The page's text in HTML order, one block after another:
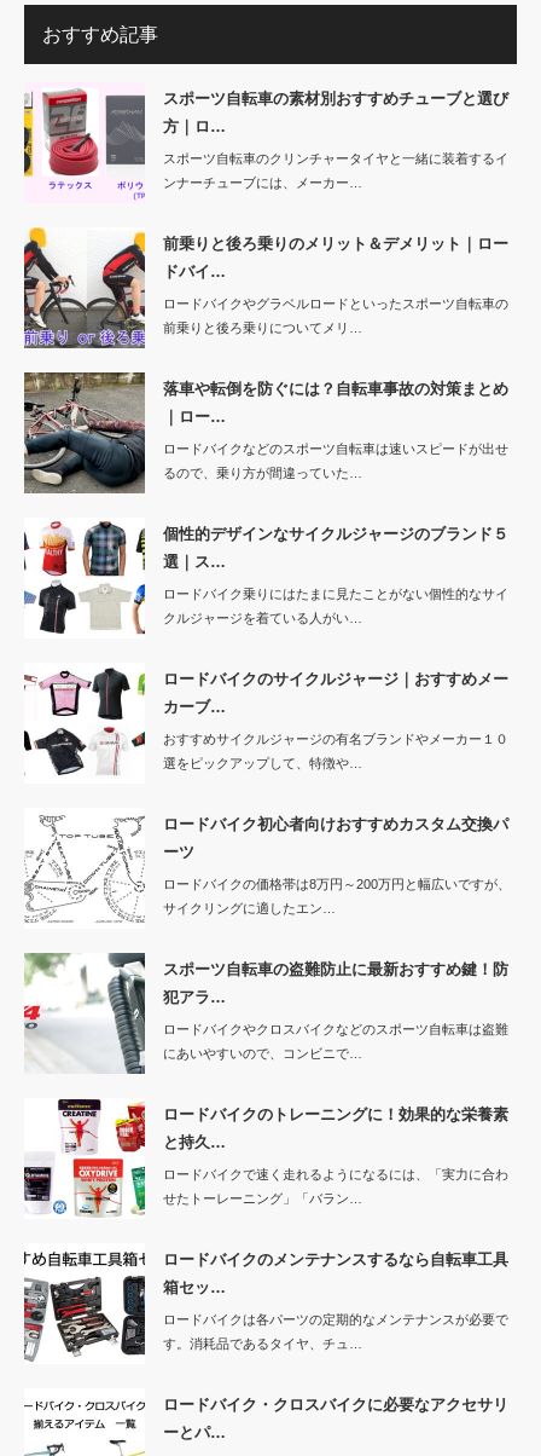
おすすめ記事
スポーツ自転車の素材別おすすめチューブと選び
方｜ロ…
スポーツ自転車のクリンチャータイヤと一緒に装着するイ
ンナーチューブには、メーカー…
前乗りと後ろ乗りのメリット＆デメリット｜ロー
ドバイ…
ロードバイクやグラベルロードといったスポーツ自転車の
前乗りと後ろ乗りについてメリ…
落車や転倒を防ぐには？自転車事故の対策まとめ
｜ロー…
ロードバイクなどのスポーツ自転車は速いスピードが出せ
るので、乗り方が間違っていた…
個性的デザインなサイクルジャージのブランド５
選｜ス…
ロードバイク乗りにはたまに見たことがない個性的なサイ
クルジャージを着ている人がい…
ロードバイクのサイクルジャージ｜おすすめメー
カーブ…
おすすめサイクルジャージの有名ブランドやメーカー１０
選をピックアップして、特徴や…
ロードバイク初心者向けおすすめカスタム交換パ
ーツ
ロードバイクの価格帯は8万円～200万円と幅広いですが、
サイクリングに適したエン…
スポーツ自転車の盗難防止に最新おすすめ鍵！防
犯アラ…
ロードバイクやクロスバイクなどのスポーツ自転車は盗難
にあいやすいので、コンビニで…
ロードバイクのトレーニングに！効果的な栄養素
と持久…
ロードバイクで速く走れるようになるには、「実力に合わ
せたトーレーニング」「バラン…
ロードバイクのメンテナンスするなら自転車工具
箱セッ…
ロードバイクは各パーツの定期的なメンテナンスが必要で
す。消耗品であるタイヤ、チュ…
ロードバイク・クロスバイクに必要なアクセサリ
ーとパ…